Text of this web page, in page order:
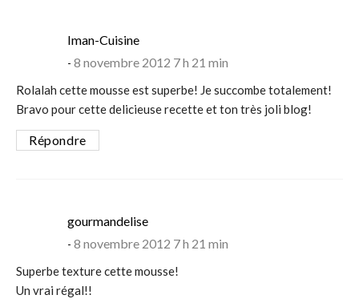
Iman-Cuisinesays:
8 novembre 2012 7 h 21 min
Rolalah cette mousse est superbe! Je succombe totalement!
Bravo pour cette delicieuse recette et ton très joli blog!
Répondre
gourmandelisesays:
8 novembre 2012 7 h 21 min
Superbe texture cette mousse!
Un vrai régal!!